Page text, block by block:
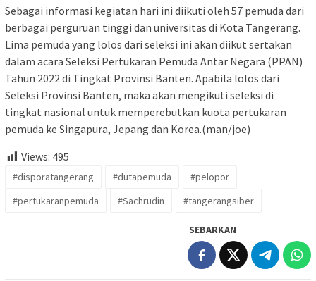
Sebagai informasi kegiatan hari ini diikuti oleh 57 pemuda dari
berbagai perguruan tinggi dan universitas di Kota Tangerang.
Lima pemuda yang lolos dari seleksi ini akan diikut sertakan
dalam acara Seleksi Pertukaran Pemuda Antar Negara (PPAN)
Tahun 2022 di Tingkat Provinsi Banten. Apabila lolos dari
Seleksi Provinsi Banten, maka akan mengikuti seleksi di
tingkat nasional untuk memperebutkan kuota pertukaran
pemuda ke Singapura, Jepang dan Korea.(man/joe)
Views: 495
#disporatangerang #dutapemuda
#pelopor
#pertukaranpemuda
#Sachrudin #tangerangsiber
SEBARKAN